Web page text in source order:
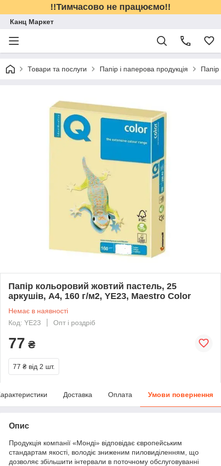
!!Тимчасово не працюємо!!
Канц Маркет
Товари та послуги Папір і паперова продукція
Папір кольоровий жовтий пастель, 25
аркушів, А4, 160 г/м2, YE23, Maestro Color
Немає в наявності
Код: YE23
Опт і роздріб
77 ₴
77 ₴ від 2 шт.
Доставка Оплата Умови повернення
Опис
Продукція компанії «Монді» відповідає європейським
стандартам якості, володіє зниженим пиловиділенням, що
дозволяє збільшити інтервали в поточному обслуговуванні